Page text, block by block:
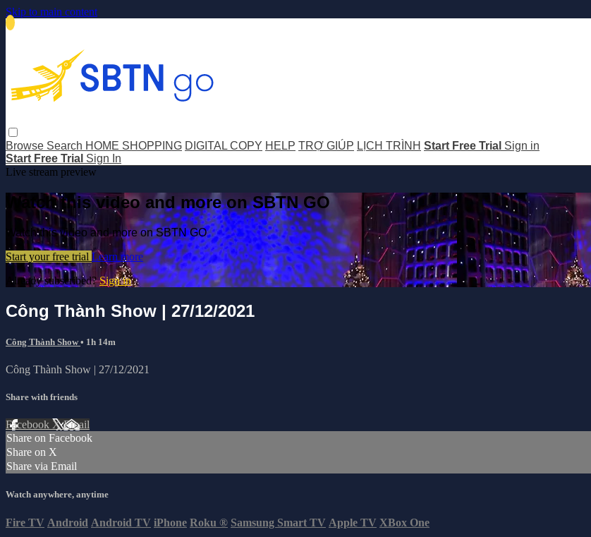
Skip to main content
Browse Search HOME SHOPPING DIGITAL COPY HELP TRỢ GIÚP LỊCH TRÌNH Start Free Trial Sign in
Start Free Trial Sign In
Live stream preview
Watch this video and more on SBTN GO
Watch this video and more on SBTN GO
Start your free trial Learn more
Already subscribed?Sign in
Công Thành Show | 27/12/2021
Công Thành Show• 1h 14m
Công Thành Show | 27/12/2021
Share with friends
Facebook XEmail
Share on Facebook
Share on X
Share via Email
Watch anywhere, anytime
Fire TV Android Android TV iPhone Roku ® Samsung Smart TV Apple TV XBox One